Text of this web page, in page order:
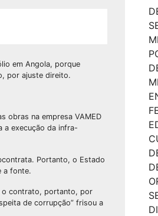
em Angola, porque
por ajuste direito.
obras na empresa VAMED
a execução da infra-
Portanto, o Estado
a fonte.
o contrato, portanto, por
de corrupção” frisou a